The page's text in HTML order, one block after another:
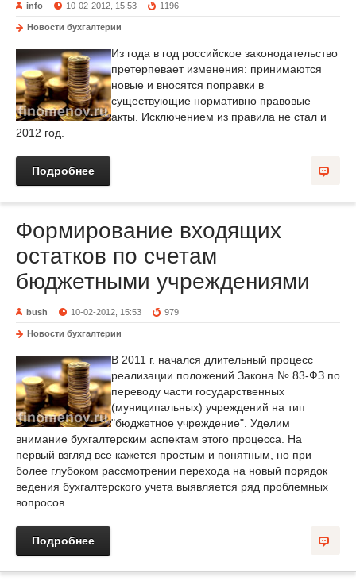
info 10-02-2012, 15:53 1196
Новости бухгалтерии
Из года в год российское законодательство
претерпевает изменения: принимаются
новые и вносятся поправки в
существующие нормативно правовые
акты. Исключением из правила не стал и
2012 год.
Подробнее
Формирование входящих
остатков по счетам
бюджетными учреждениями
bush 10-02-2012, 15:53 979
Новости бухгалтерии
В 2011 г. начался длительный процесс
реализации положений Закона № 83-ФЗ по
переводу части государственных
(муниципальных) учрежде­ний на тип
"бюджетное учреждение". Уделим
внимание бухгалтерским ас­пектам этого процесса. На
первый взгляд все кажется простым и понят­ным, но при
более глубоком рассмотрении перехода на новый порядок
ведения бухгалтерского учета выявляется ряд проблемных
вопросов.
Подробнее